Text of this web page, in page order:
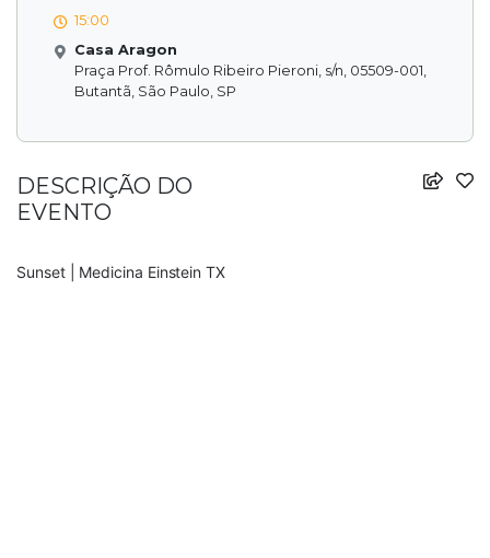
15:00
Casa Aragon
Praça Prof. Rômulo Ribeiro Pieroni, s/n, 05509-001,
Butantã, São Paulo, SP
DESCRIÇÃO DO
EVENTO
Sunset | Medicina Einstein TX